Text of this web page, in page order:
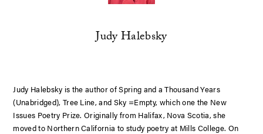
Judy Halebsky
Judy Halebsky is the author ofSpring and a Thousand Years
(Unabridged), Tree Line, and Sky =Empty, which one the New
Issues Poetry Prize.Originally from Halifax, Nova Scotia,she
moved to Northern California to study poetry at Mills College. On